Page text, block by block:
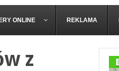
ONLINE REKLAMA
z